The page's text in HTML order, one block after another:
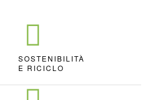
SOSTENIBILITÀ
E RICICLO